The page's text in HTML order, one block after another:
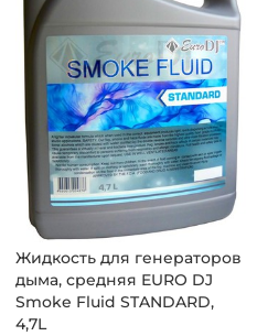
Жидкость для генераторов
дыма, средняя EURO DJ
Smoke Fluid STANDARD,
4,7L
2 150 ₽